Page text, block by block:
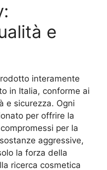
e
interamente
in Italia, conforme ai
e sicurezza. Ogni
per offrire la
per la
aggressive,
la forza della
ricerca cosmetica